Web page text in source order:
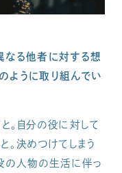
なる他者に対する想
ように取り組んでい
。自分の役に対して
。決めつけてしまう
の人物の生活に伴っ